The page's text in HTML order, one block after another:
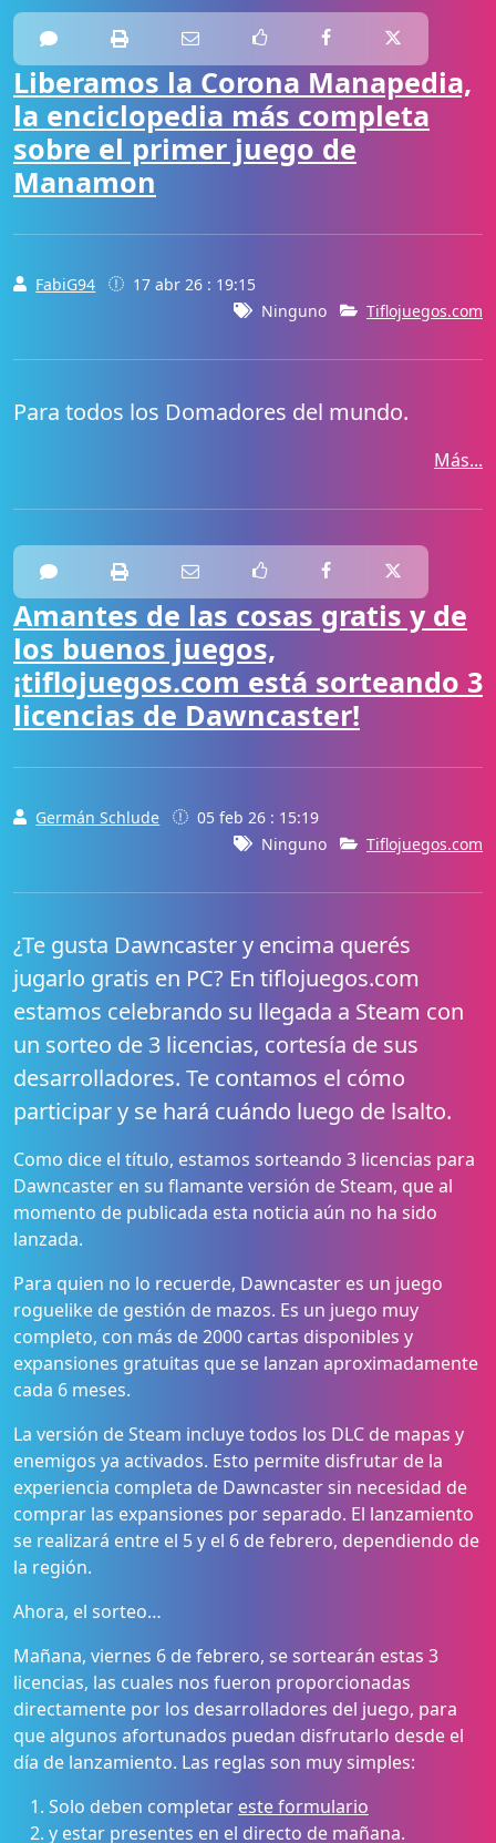
Liberamos la Corona Manapedia,
la enciclopedia más completa
sobre el primer juego de
Manamon
FabiG94
17 abr 26 : 19:15
Ninguno
Tiflojuegos.com
Para todos los Domadores del mundo.
Más...
Amantes de las cosas gratis y de
los buenos juegos,
¡tiflojuegos.com está sorteando 3
licencias de Dawncaster!
Germán Schlude
05 feb 26 : 15:19
Ninguno
Tiflojuegos.com
¿Te gusta Dawncaster y encima querés
jugarlo gratis en PC? En tiflojuegos.com
estamos celebrando su llegada a Steam con
un sorteo de 3 licencias, cortesía de sus
desarrolladores. Te contamos el cómo
participar y se hará cuándo luego de lsalto.
Como dice el título, estamos sorteando 3 licencias para
Dawncaster en su flamante versión de Steam, que al
momento de publicada esta noticia aún no ha sido
lanzada.
Para quien no lo recuerde, Dawncaster es un juego
roguelike de gestión de mazos. Es un juego muy
completo, con más de 2000 cartas disponibles y
expansiones gratuitas que se lanzan aproximadamente
cada 6 meses.
La versión de Steam incluye todos los DLC de mapas y
enemigos ya activados. Esto permite disfrutar de la
experiencia completa de Dawncaster sin necesidad de
comprar las expansiones por separado. El lanzamiento
se realizará entre el 5 y el 6 de febrero, dependiendo de
la región.
Ahora, el sorteo…
Mañana, viernes 6 de febrero, se sortearán estas 3
licencias, las cuales nos fueron proporcionadas
directamente por los desarrolladores del juego, para
que algunos afortunados puedan disfrutarlo desde el
día de lanzamiento. Las reglas son muy simples:
Solo deben completar este formulario
y estar presentes en el directo de mañana.